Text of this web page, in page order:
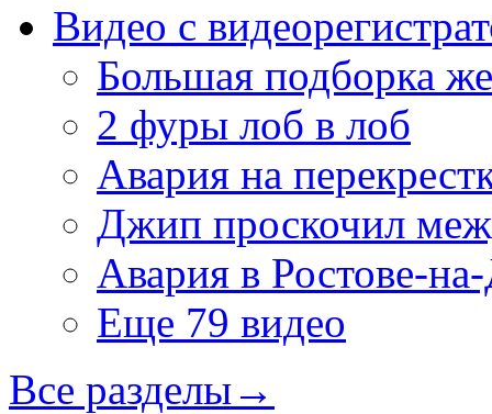
Видео с
Большая подборка
2 фуры лоб в лоб
Авария на
Джип проскочил
Авария в Ростове-
Еще 79 видео
Все разделы→